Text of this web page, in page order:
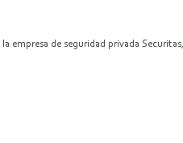
empresa de seguridad privada